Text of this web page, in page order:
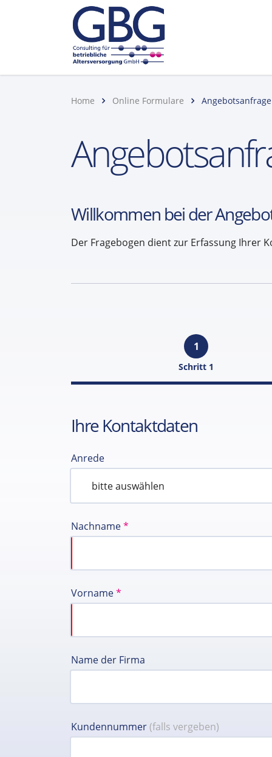
Home Online Formulare
Willkommen bei der
Der Fragebogen dient zur Erfassung Ihrer
1
Schritt 1
Ihre Kontaktdaten
Anrede
Nachname*
Vorname*
Name der Firma
Kundennummer(falls vergeben)